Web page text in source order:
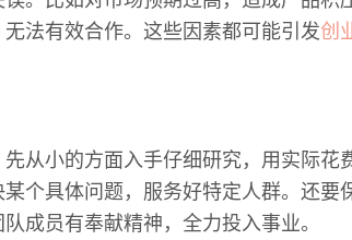
法有效合作。这些因素都可能引发创
从小的方面入手仔细研究，用实际花
个具体问题，服务好特定人群。还要
成员有奉献精神，全力投入事业。